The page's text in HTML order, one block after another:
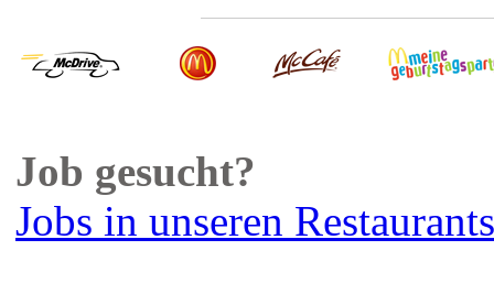
Job gesucht?
Jobs in unseren Restaurants